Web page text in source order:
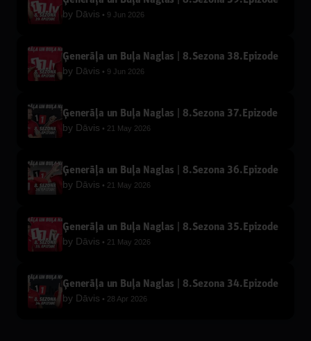
by Dāvis 9 Jun 2026
Ģenerāļa un Buļa Naglas | 8.Sezona 38.Epizode
by Dāvis 9 Jun 2026
Ģenerāļa un Buļa Naglas | 8.Sezona 37.Epizode
by Dāvis 21 May 2026
Ģenerāļa un Buļa Naglas | 8.Sezona 36.Epizode
by Dāvis 21 May 2026
Ģenerāļa un Buļa Naglas | 8.Sezona 35.Epizode
by Dāvis 21 May 2026
Ģenerāļa un Buļa Naglas | 8.Sezona 34.Epizode
by Dāvis 28 Apr 2026